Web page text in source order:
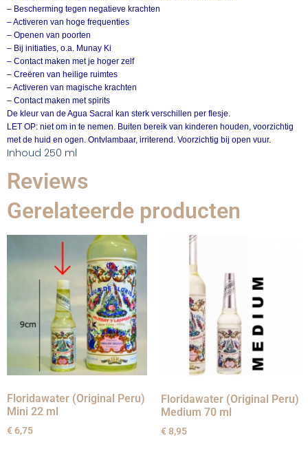
– Bescherming tegen negatieve krachten
– Activeren van hoge frequenties
– Openen van poorten
– Bij initiaties, o.a. Munay Ki
– Contact maken met je hoger zelf
– Creëren van heilige ruimtes
– Activeren van magische krachten
– Contact maken met spirits
De kleur van de Agua Sacral kan sterk verschillen per flesje.
LET OP: niet om in te nemen. Buiten bereik van kinderen houden, voorzichtig
met de huid en ogen. Ontvlambaar, irriterend. Voorzichtig bij open vuur.
Inhoud 250 ml
Reviews
Gerelateerde producten
Floridawater (Original Peru)
Mini 22 ml
€6,75
Floridawater (Original Peru)
Medium 70 ml
€8,95